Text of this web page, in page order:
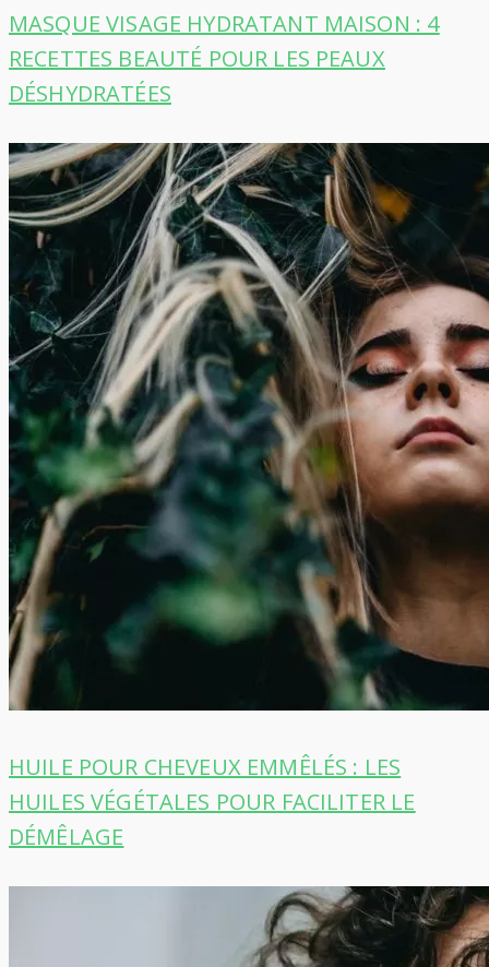
MASQUE VISAGE HYDRATANT MAISON : 4
RECETTES BEAUTÉ POUR LES PEAUX
DÉSHYDRATÉES
HUILE POUR CHEVEUX EMMÊLÉS : LES
HUILES VÉGÉTALES POUR FACILITER LE
DÉMÊLAGE